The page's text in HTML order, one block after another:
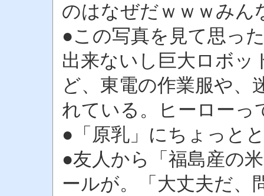
のはなぜだｗｗｗみん
●この写真を見て思っ
出来ないし巨大ロボッ
ど、東電の作業服や、
れている。ヒーローっ
●「原乳」にちょっと
●友人から「福島産の
ールが。「大丈夫だ、